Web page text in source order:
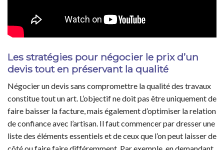
Les stratégies pour négocier le prix d’un
devis tout en préservant la qualité
Négocier un devis sans compromettre la qualité des travaux
constitue tout un art. L’objectif ne doit pas être uniquement de
faire baisser la facture, mais également d’optimiser la relation
de confiance avec l’artisan. Il faut commencer par dresser une
liste des éléments essentiels et de ceux que l’on peut laisser de